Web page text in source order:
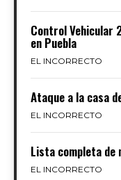
Control Vehicular
en Puebla
EL INCORRECTO
Ataque a la casa
EL INCORRECTO
Lista completa de
EL INCORRECTO